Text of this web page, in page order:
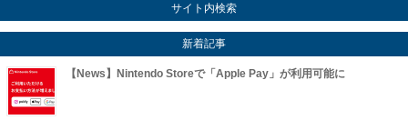
サイト内検索
新着記事
【News】Nintendo Storeで「Apple Pay」が利用可能に